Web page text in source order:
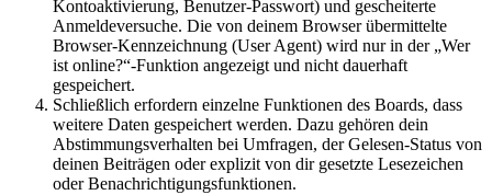
Kontoaktivierung, Benutzer-Passwort) und gescheiterte
Anmeldeversuche. Die von deinem Browser übermittelte
Browser-Kennzeichnung (User Agent) wird nur in der „Wer
ist online?“-Funktion angezeigt und nicht dauerhaft
gespeichert.
Schließlich erfordern einzelne Funktionen des Boards, dass
weitere Daten gespeichert werden. Dazu gehören dein
Abstimmungsverhalten bei Umfragen, der Gelesen-Status von
deinen Beiträgen oder explizit von dir gesetzte Lesezeichen
oder Benachrichtigungsfunktionen.